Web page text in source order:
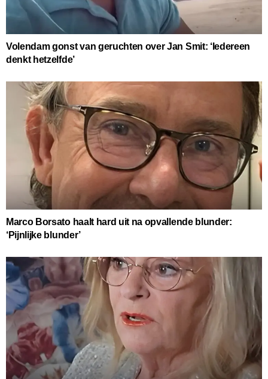
Volendam gonst van geruchten over Jan Smit: ‘Iedereen
denkt hetzelfde’
Marco Borsato haalt hard uit na opvallende blunder:
‘Pijnlijke blunder’